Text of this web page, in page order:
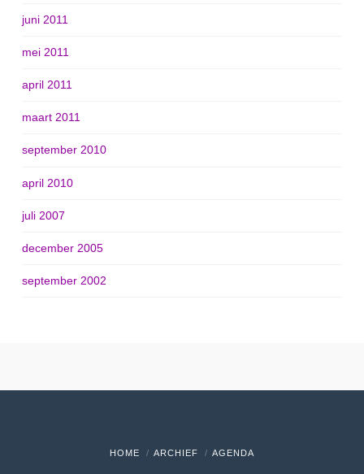
juni 2011
mei 2011
april 2011
maart 2011
september 2010
april 2010
juli 2007
december 2005
september 2002
HOME ARCHIEF AGENDA